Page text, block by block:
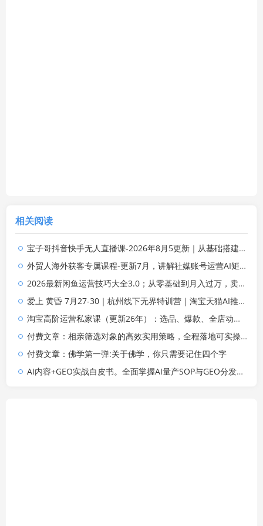
相关阅读
宝子哥抖音快手无人直播课-2026年8月5更新｜从基础搭建到高阶起号，稳号防封技术，搭建自动化直播变现体系
外贸人海外获客专属课程-更新7月，讲解社媒账号运营AI矩阵玩法，，系统掌握海外客户开发全流程实战方法
2026最新闲鱼运营技巧大全3.0；从零基础到月入过万，卖货准备、链接搭建到选品定价全拆解
爱上 黄昏 7月27-30｜杭州线下无界特训营｜淘宝天猫AI推广｜直通车人群｜全套PPT SOP思维导图资料包
淘宝高阶运营私家课（更新26年）：选品、爆款、全店动销，三模块构建盈利闭环，月入破5万
付费文章：相亲筛选对象的高效实用策略，全程落地可实操，规避短择、利己型相亲对象
付费文章：佛学第一弹:关于佛学，你只需要记住四个字
AI内容+GEO实战白皮书。全面掌握AI量产SOP与GEO分发机制